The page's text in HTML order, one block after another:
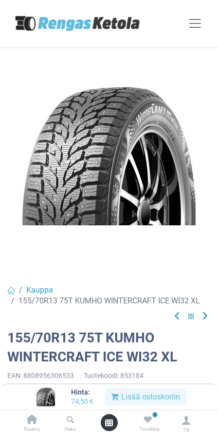
Hinta:
74,50 € Lisää ostoskoriin
Etusivu Haku
0
Toivelista Tili
Kauppa
155/70R13 75T KUMHO WINTERCRAFT ICE WI32 XL
155/70R13 75T KUMHO
WINTERCRAFT ICE WI32 XL
EAN: 8808956306533 Tuotekoodi: 853184
€ / kpl
Toimittajilla (ulkomaa):
Saatavilla
Toimitusaika:3 arkipäivää